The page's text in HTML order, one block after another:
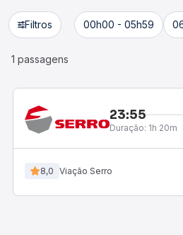
Filtros 00h00 - 05h59
1 passagens
23:55
Duração: 1h 20m
8,0 Viação Serro